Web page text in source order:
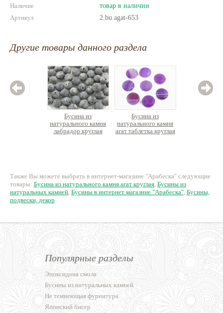
Наличие
товар в наличии
Артикул
2.bu.agat-653
Другие товары данного раздела
Бусина из
натурального камня
лабрадор круглая
Бусина из
натурального камня
агат таблетка круглая
Также Вы можете выбрать в интернет-магазине "Арабеска" следующие
товары: Бусина из натурального камня агат круглая, Бусины из
натуральных камней, Бусины в интернет магазине "Арабеска", Бусины,
подвески, декор
Популярные разделы
Эпоксидная смола
Бусины из натуральных камней
Не темнеющая фурнитура
Японский бисер